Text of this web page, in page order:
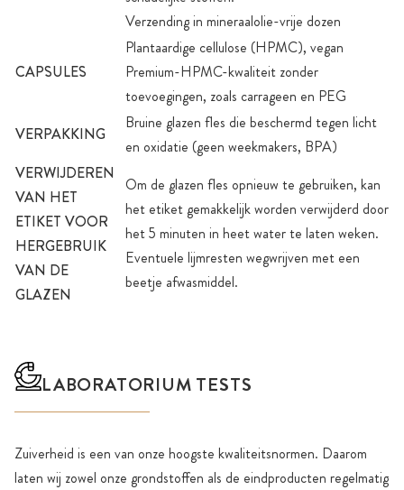
Verzending in mineraalolie-vrije dozen
CAPSULES
Plantaardige cellulose (HPMC), vegan
Premium-HPMC-kwaliteit zonder
toevoegingen, zoals carrageen en PEG
VERPAKKING
Bruine glazen fles die beschermd tegen licht
en oxidatie (geen weekmakers, BPA)
VERWIJDEREN
VAN HET
ETIKET VOOR
HERGEBRUIK
VAN DE
GLAZEN
Om de glazen fles opnieuw te gebruiken, kan
het etiket gemakkelijk worden verwijderd door
het 5 minuten in heet water te laten weken.
Eventuele lijmresten wegwrijven met een
beetje afwasmiddel.
LABORATORIUM TESTS
Zuiverheid is een van onze hoogste kwaliteitsnormen. Daarom
laten wij zowel onze grondstoffen als de eindproducten regelmatig